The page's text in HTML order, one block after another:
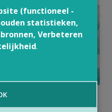
bij erfelijke
(functioneel -
statistieken,
Verbeteren
.